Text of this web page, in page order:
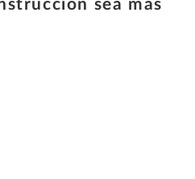
sea más